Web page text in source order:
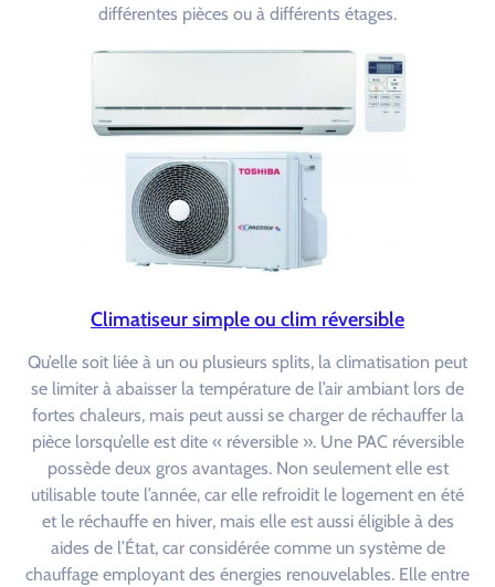
différentes pièces ou à différents étages.
Climatiseur simple ou clim réversible
Qu’elle soit liée à un ou plusieurs splits, la climatisation peut
se limiter à abaisser la température de l’air ambiant lors de
fortes chaleurs, mais peut aussi se charger de réchauffer la
pièce lorsqu’elle est dite « réversible ». Une PAC réversible
possède deux gros avantages. Non seulement elle est
utilisable toute l’année, car elle refroidit le logement en été
et le réchauffe en hiver, mais elle est aussi éligible à des
aides de l’État, car considérée comme un système de
chauffage employant des énergies renouvelables. Elle entre